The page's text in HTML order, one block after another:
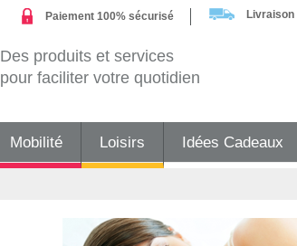
Paiement 100% sécurisé Livraison
Des produits et services
pour faciliter votre quotidien
Mobilité Loisirs Idées Cadeaux